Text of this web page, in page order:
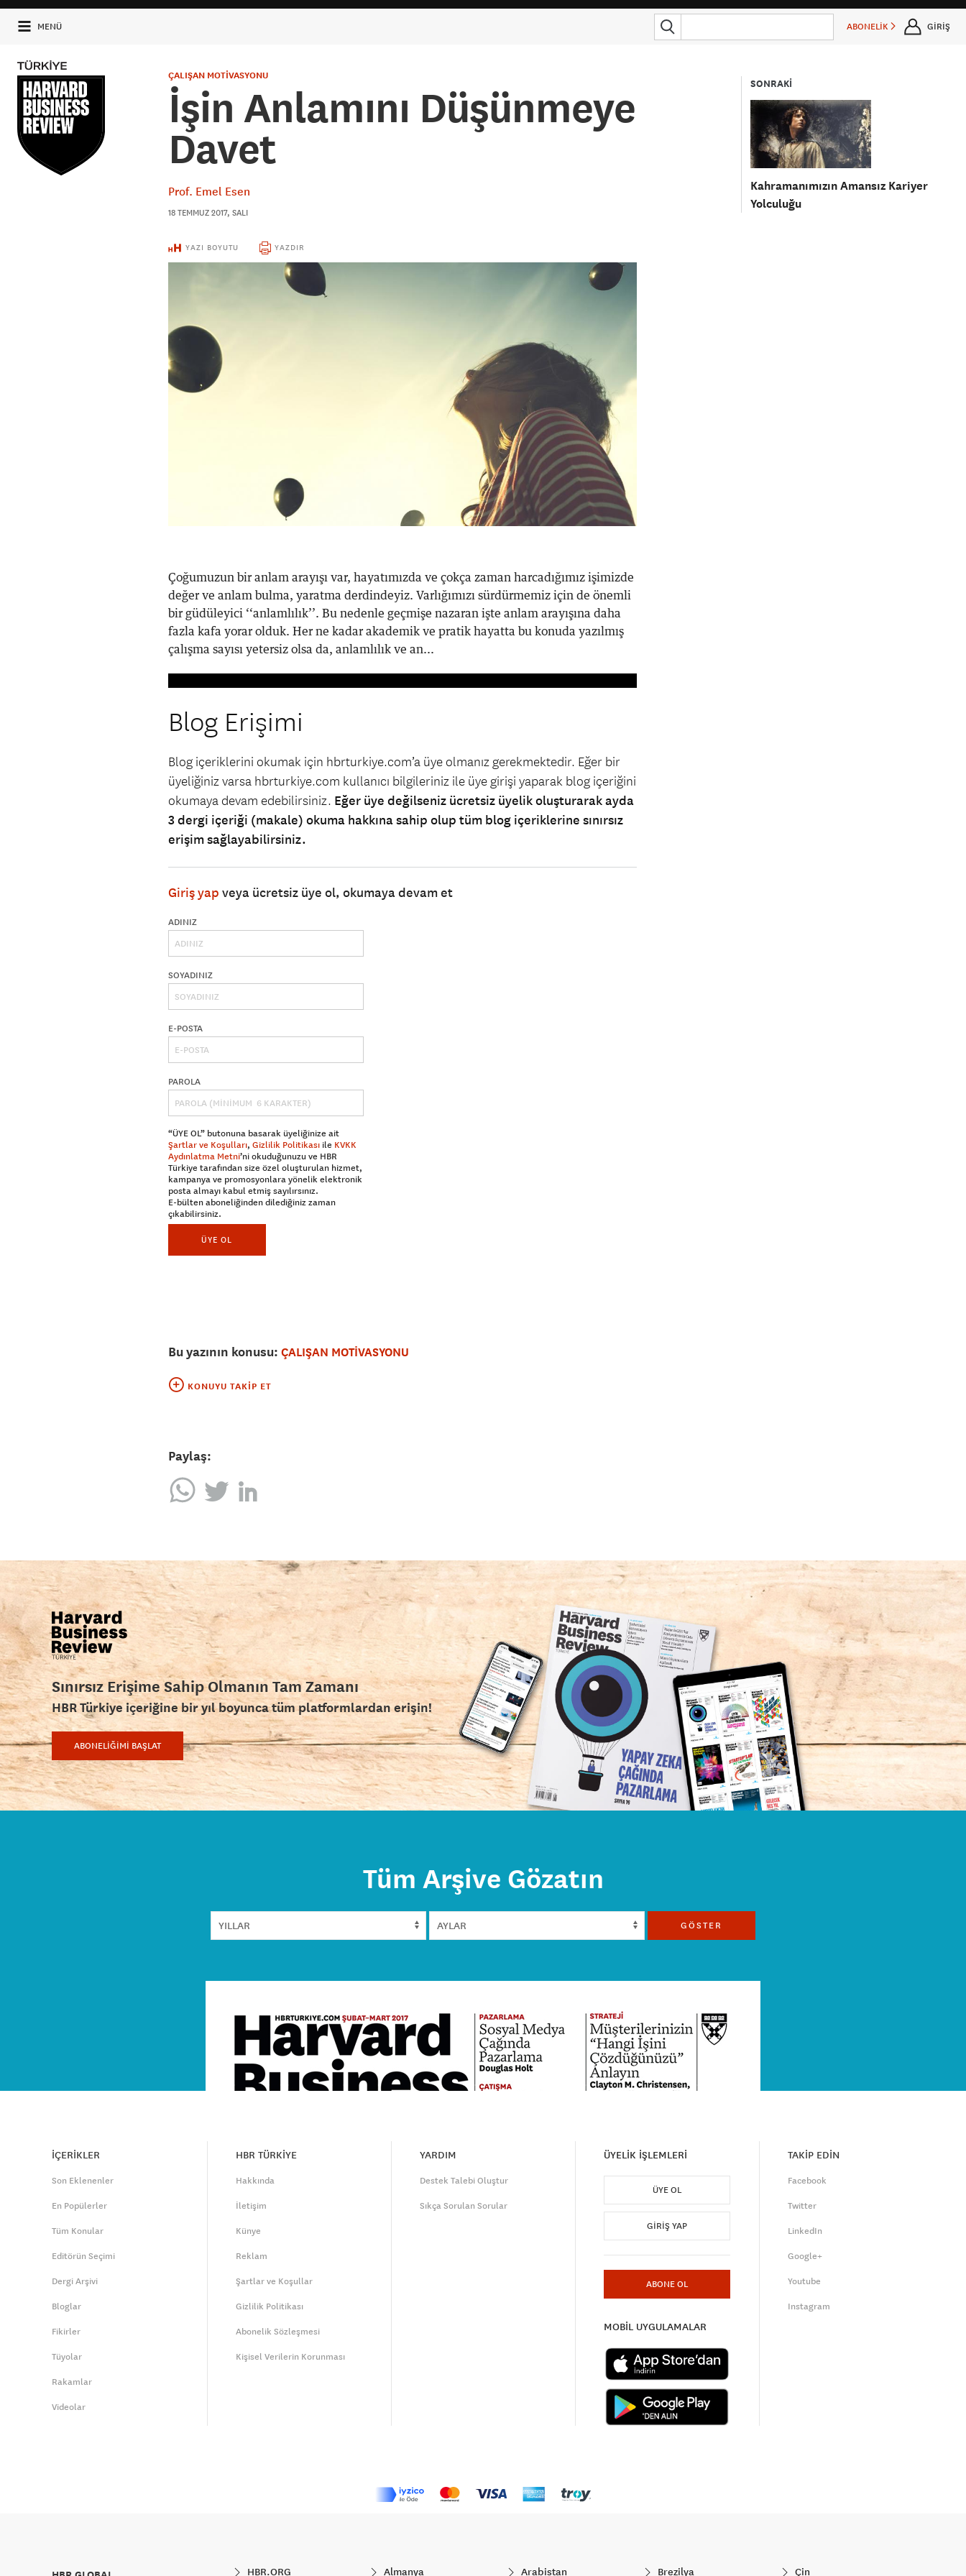
MENÜ ABONELİK GİRİŞ
SONRAKİ
Kahramanımızın Amansız Kariyer
Yolculuğu
ÇALIŞAN MOTİVASYONU
İşin Anlamını Düşünmeye
Davet
Prof. Emel Esen
18 TEMMUZ 2017, SALI
YAZI BOYUTU YAZDIR
Çoğumuzun bir anlam arayışı var, hayatımızda ve çokça zaman harcadığımız işimizde
değer ve anlam bulma, yaratma derdindeyiz. Varlığımızı sürdürmemiz için de önemli
bir güdüleyici ‘‘anlamlılık’’. Bu nedenle geçmişe nazaran işte anlam arayışına daha
fazla kafa yorar olduk. Her ne kadar akademik ve pratik hayatta bu konuda yazılmış
çalışma sayısı yetersiz olsa da, anlamlılık ve an...
Blog Erişimi
Blog içeriklerini okumak için hbrturkiye.com’a üye olmanız gerekmektedir. Eğer bir
üyeliğiniz varsa hbrturkiye.com kullanıcı bilgileriniz ile üye girişi yaparak blog içeriğini
okumaya devam edebilirsiniz. Eğer üye değilseniz ücretsiz üyelik oluşturarak ayda
3 dergi içeriği (makale) okuma hakkına sahip olup tüm blog içeriklerine sınırsız
erişim sağlayabilirsiniz.
Giriş yap veya ücretsiz üye ol, okumaya devam et
ADINIZ
SOYADINIZ
E-POSTA
PAROLA
“ÜYE OL” butonuna basarak üyeliğinize ait
Şartlar ve Koşulları, Gizlilik Politikası ile KVKK
Aydınlatma Metni’ni okuduğunuzu ve HBR
Türkiye tarafından size özel oluşturulan hizmet,
kampanya ve promosyonlara yönelik elektronik
posta almayı kabul etmiş sayılırsınız.
E-bülten aboneliğinden dilediğiniz zaman
çıkabilirsiniz.
ÜYE OL
Bu yazının konusu: ÇALIŞAN MOTİVASYONU
KONUYU TAKIP ET
Paylaş:
Sınırsız Erişime Sahip Olmanın Tam Zamanı
HBR Türkiye içeriğine bir yıl boyunca tüm platformlardan erişin!
ABONELİĞİMİ BAŞLAT
Tüm Arşive Gözatın
GÖSTER
İÇERİKLER
Son Eklenenler
En Popülerler
Tüm Konular
Editörün Seçimi
Dergi Arşivi
Bloglar
Fikirler
Tüyolar
Rakamlar
Videolar
HBR TÜRKİYE
Hakkında
İletişim
Künye
Reklam
Şartlar ve Koşullar
Gizlilik Politikası
Abonelik Sözleşmesi
Kişisel Verilerin Korunması
YARDIM
Destek Talebi Oluştur
Sıkça Sorulan Sorular
ÜYELİK İŞLEMLERİ
ÜYE OL
GIRIŞ YAP
ABONE OL
MOBİL UYGULAMALAR
TAKİP EDİN
Facebook
Twitter
LinkedIn
Google+
Youtube
Instagram
HBR.ORG Almanya Arabistan Brezilya Çin